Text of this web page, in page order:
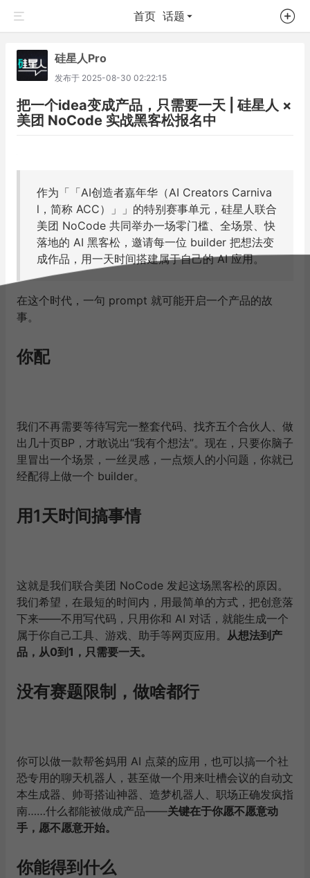
首页 话题
硅星人Pro
发布于 2025-08-30 02:22:15
把一个idea变成产品，只需要一天 | 硅星人 ×
美团 NoCode 实战黑客松报名中
作为「「AI创造者嘉年华（AI Creators Carniva
l，简称 ACC）」」的特别赛事单元，硅星人联合
美团 NoCode 共同举办一场零门槛、全场景、快
落地的 AI 黑客松，邀请每一位 builder 把想法变
成作品，用一天时间搭建属于自己的 AI 应用。
在这个时代，一句 prompt 就可能开启一个产品的故
事。
你配
我们不再需要等待写完一整套代码、找齐五个合伙人、做
出几十页BP，才敢说出“我有个想法”。现在，只要你脑子
里冒出一个场景，一丝灵感，一点烦人的小问题，你就已
经配得上做一个 builder。
用1天时间搞事情
这就是我们联合美团 NoCode 发起这场黑客松的原因。
我们希望，在最短的时间内，用最简单的方式，把创意落
下来——不用写代码，只用你和 AI 对话，就能生成一个
属于你自己工具、游戏、助手等网页应用。 从想法到产
品，从0到1，只需要一天。
没有赛题限制，做啥都行
你可以做一款帮爸妈用 AI 点菜的应用，也可以搞一个社
恐专用的聊天机器人，甚至做一个用来吐槽会议的自动文
本生成器、帅哥搭讪神器、造梦机器人、职场正确发疯指
南……什么都能被做成产品——关键在于你愿不愿意动
手，愿不愿意开始。
你能得到什么